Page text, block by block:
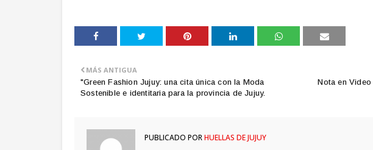
Nota en
MÁS ANTIGUA
"Green Fashion Jujuy: una cita única con la Moda
Sostenible e identitaria para la provincia de Jujuy.
PUBLICADO PORHUELLAS DE JUJUY